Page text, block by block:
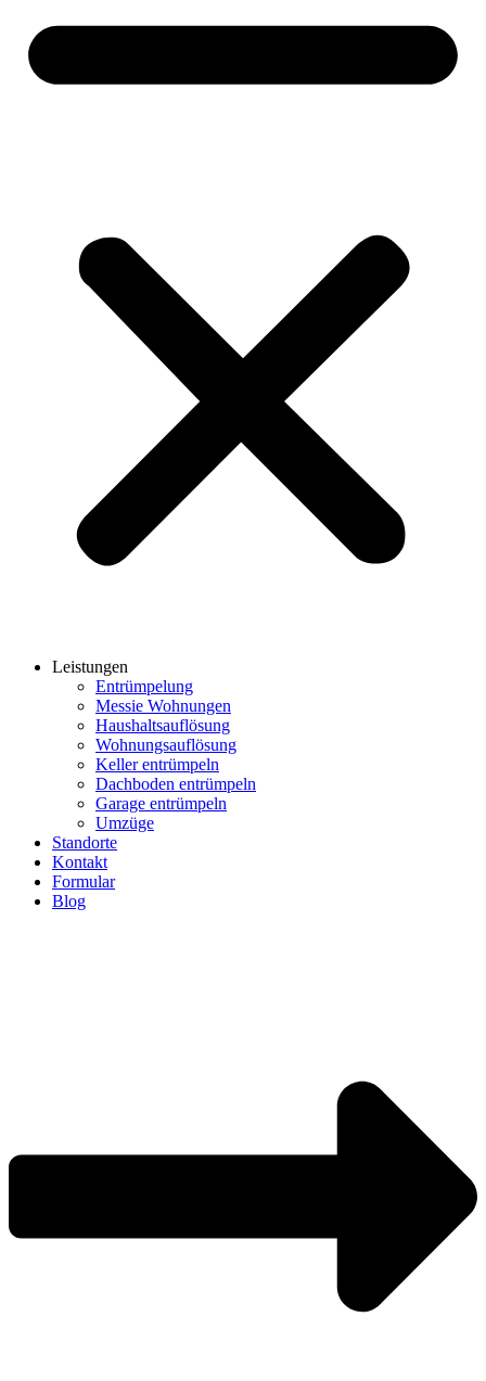
Leistungen
Entrümpelung
Messie Wohnungen
Haushaltsauflösung
Wohnungsauflösung
Keller entrümpeln
Dachboden entrümpeln
Garage entrümpeln
Umzüge
Standorte
Kontakt
Formular
Blog